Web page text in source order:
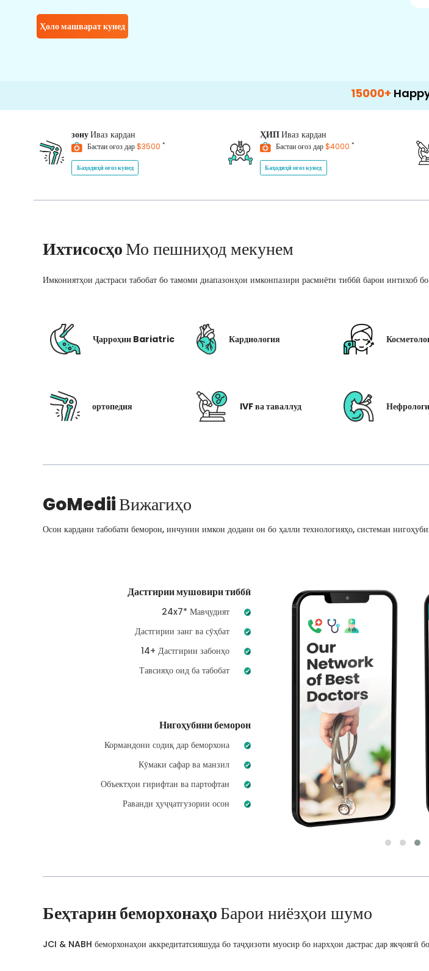
Ҳоло машварат кунед
Happy Patients
зонуИваз кардан
Бастаи оғоз дар$3500 *
Баҳодиҳӣ оғоз кунед
ҲИПИваз кардан
Бастаи оғоз дар$4000 *
Баҳодиҳӣ оғоз кунед
ИхтисосҳоМо пешниҳод мекунем
Имкониятҳои дастраси табобат бо тамоми диапазонҳои имконпазири расмиёти тиббӣ барои интихоб
Ҷарроҳии Bariatric Кардиология
ортопедия IVF ва таваллуд
GoMediiВижагиҳо
Осон кардани табобати беморон, инчунин имкон додани он бо ҳалли технологияҳо, системаи
Дастгирии мушовири тиббӣ
24x7* Мавҷудият
Дастгирии занг ва сӯҳбат
14+ Дастгирии забонҳо
Тавсияҳо оид ба табобат
Нигоҳубини беморон
Кормандони содиқ дар беморхона
Кӯмаки сафар ва манзил
Объектҳои гирифтан ва партофтан
Раванди ҳуҷҷатгузории осон
Беҳтарин беморхонаҳоБарои ниёзҳои шумо
JCI & NABH беморхонаҳои аккредитатсияшуда бо таҷҳизоти муосир бо нархҳои дастрас дар якҷоягӣ